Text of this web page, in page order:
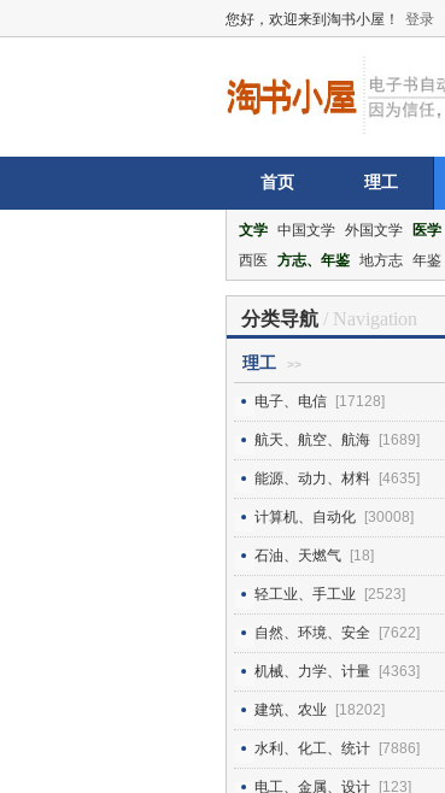
您好，欢迎来到淘书小屋！ 登录
首页 理工
文学 中国文学 外国文学 医学
西医
方志、年鉴 地方志 年鉴
分类导航 / Navigation
理工 >>
电子、电信 [17128]
航天、航空、航海 [1689]
能源、动力、材料 [4635]
计算机、自动化 [30008]
石油、天燃气 [18]
轻工业、手工业 [2523]
自然、环境、安全 [7622]
机械、力学、计量 [4363]
建筑、农业 [18202]
水利、化工、统计 [7886]
电工、金属、设计 [123]